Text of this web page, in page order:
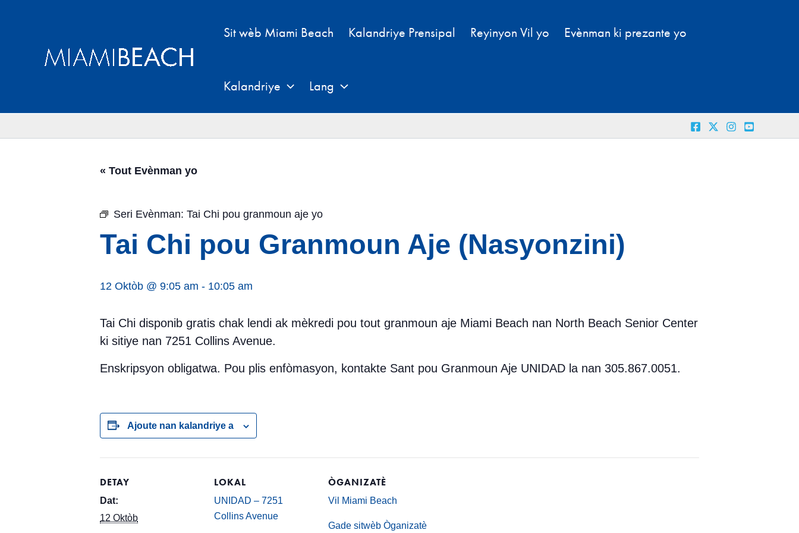
Sit wèb Miami Beach Kalandriye Prensipal Reyinyon Vil yo Evènman ki prezante yo
Kalandriye Lang
« Tout Evènman yo
Seri Evènman: Tai Chi pou granmoun aje yo
Tai Chi pou Granmoun Aje (Nasyonzini)
12 Oktòb @ 9:05 am - 10:05 am
Tai Chi disponib gratis chak lendi ak mèkredi pou tout granmoun aje Miami Beach nan North Beach Senior Center
ki sitiye nan 7251 Collins Avenue.
Enskripsyon obligatwa. Pou plis enfòmasyon, kontakte Sant pou Granmoun Aje UNIDAD la nan 305.867.0051.
Ajoute nan kalandriye a
DETAY
Dat:
12 Oktòb
LOKAL
UNIDAD – 7251
Collins Avenue
ÒGANIZATÈ
Vil Miami Beach
Gade sitwèb Òganizatè